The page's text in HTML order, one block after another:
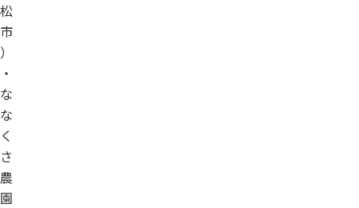
松
市
）
・
な
な
く
さ
農
園